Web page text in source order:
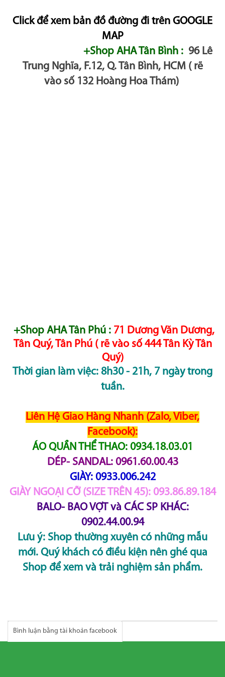
Click để xem bản đồ đường đi trên GOOGLE
MAP
+Shop AHA Tân Bình : 96 Lê
Trung Nghĩa, F.12, Q. Tân Bình, HCM ( rẽ
vào số 132 Hoàng Hoa Thám)
+Shop AHA Tân Phú : 71 Dương Văn Dương,
Tân Quý, Tân Phú ( rẽ vào số 444 Tân Kỳ Tân
Quý)
Thời gian làm việc: 8h30 - 21h, 7 ngày trong
tuần.
Liên Hệ Giao Hàng Nhanh (Zalo, Viber,
Facebook):
ÁO QUẦN THỂ THAO: 0934.18.03.01
DÉP- SANDAL: 0961.60.00.43
GIÀY: 0933.006.242
GIÀY NGOẠI CỠ (SIZE TRÊN 45): 093.86.89.184
BALO- BAO VỢT và CÁC SP KHÁC:
0902.44.00.94
Lưu ý: Shop thường xuyên có những mẫu
mới. Quý khách có điều kiện nên ghé qua
Shop để xem và trải nghiệm sản phẩm.
Bình luận bằng tài khoản facebook